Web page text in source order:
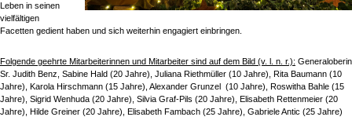
Leben in seinen
vielfältigen
Facetten gedient haben und sich weiterhin engagiert einbringen.
Folgende geehrte Mitarbeiterinnen und Mitarbeiter sind auf dem Bild (v. l. n. r.): Generaloberin
Sr. Judith Benz, Sabine Hald (20 Jahre), Juliana Riethmüller (10 Jahre), Rita Baumann (10
Jahre), Karola Hirschmann (15 Jahre), Alexander Grunzel (10 Jahre), Roswitha Bahle (15
Jahre), Sigrid Wenhuda (20 Jahre), Silvia Graf-Pils (20 Jahre), Elisabeth Rettenmeier (20
Jahre), Hilde Greiner (20 Jahre), Elisabeth Fambach (25 Jahre), Gabriele Antic (25 Jahre)